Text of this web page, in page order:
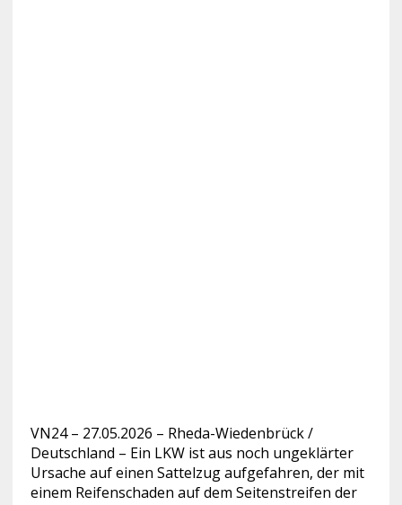
VN24 – 27.05.2026 – Rheda-Wiedenbrück /
Deutschland – Ein LKW ist aus noch ungeklärter
Ursache auf einen Sattelzug aufgefahren, der mit
einem Reifenschaden auf dem Seitenstreifen der